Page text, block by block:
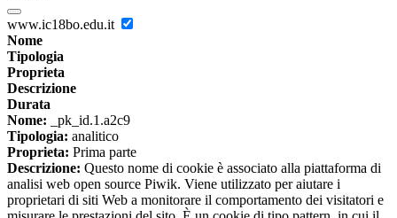
www.ic18bo.edu.it
Nome
Tipologia
Proprieta
Descrizione
Durata
Nome: _pk_id.1.a2c9
Tipologia: analitico
Proprieta: Prima parte
Descrizione: Questo nome di cookie è associato alla piattaforma di
analisi web open source Piwik. Viene utilizzato per aiutare i
proprietari di siti Web a monitorare il comportamento dei visitatori e